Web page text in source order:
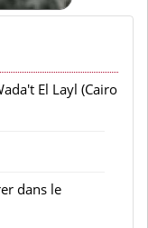
El Layl (Cairo
dans le